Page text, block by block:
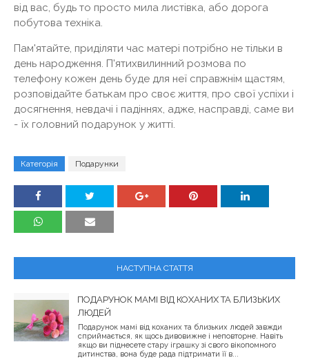
від вас, будь то просто мила листівка, або дорога
побутова техніка.
Пам'ятайте, приділяти час матері потрібно не тільки в
день народження. П'ятихвилинний розмова по
телефону кожен день буде для неї справжнім щастям,
розповідайте батькам про своє життя, про свої успіхи і
досягнення, невдачі і падіннях, адже, насправді, саме ви
- їх головний подарунок у житті.
Категорія Подарунки
НАСТУПНА СТАТТЯ
ПОДАРУНОК МАМІ ВІД КОХАНИХ ТА БЛИЗЬКИХ
ЛЮДЕЙ
Подарунок мамі від коханих та близьких людей завжди
сприймається, як щось дивовижне і неповторне. Навіть
якщо ви піднесете стару іграшку зі свого вікопомного
дитинства, вона буде рада підтримати її в...